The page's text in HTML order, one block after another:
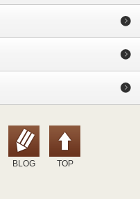
BLOG TOP